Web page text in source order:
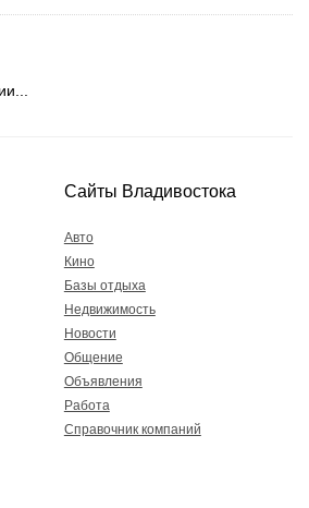
Сайты Владивостока
Авто
Кино
Базы отдыха
Недвижимость
Новости
Общение
Объявления
Работа
Справочник компаний